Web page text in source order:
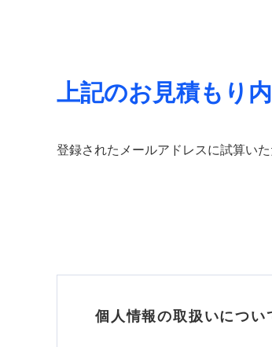
上記のお見積もり
登録されたメールアドレスに試算い
個人情報の取扱いについ